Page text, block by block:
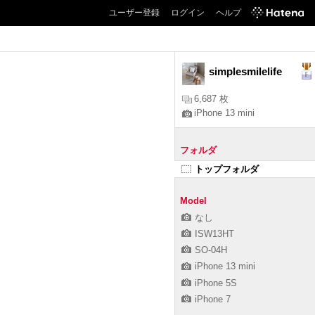
ユーザー登録 ログイン ヘルプ
simplesmilelife
6,687 枚
iPhone 13 mini
フォルダ
トップフォルダ
Model
なし
ISW13HT
SO-04H
iPhone 13 mini
iPhone 5S
iPhone 7